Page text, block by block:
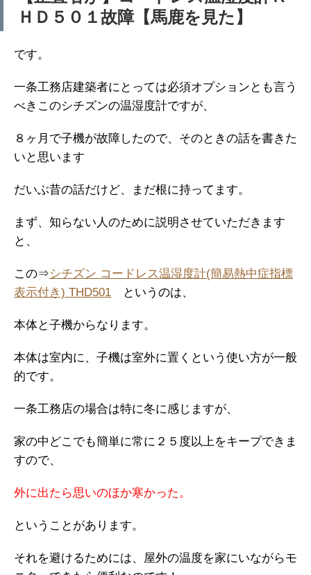
ＨＤ５０１故障【馬鹿を見た】
です。
一条工務店建築者にとっては必須オプションとも言う
べきこのシチズンの温湿度計ですが、
８ヶ月で子機が故障したので、そのときの話を書きた
いと思います
だいぶ昔の話だけど、まだ根に持ってます。
まず、知らない人のために説明させていただきます
と、
この⇒シチズン コードレス温湿度計(簡易熱中症指標
表示付き) THD501 というのは、
本体と子機からなります。
本体は室内に、子機は室外に置くという使い方が一般
的です。
一条工務店の場合は特に冬に感じますが、
家の中どこでも簡単に常に２５度以上をキープできま
すので、
外に出たら思いのほか寒かった。
ということがあります。
それを避けるためには、屋外の温度を家にいながらモ